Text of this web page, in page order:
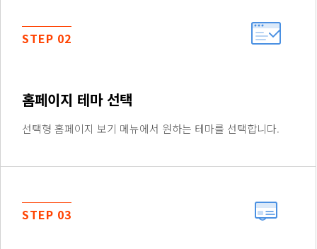
STEP 02
홈페이지 테마 선택
선택형 홈페이지 보기 메뉴에서 원하는 테마를 선택합니다.
STEP 03